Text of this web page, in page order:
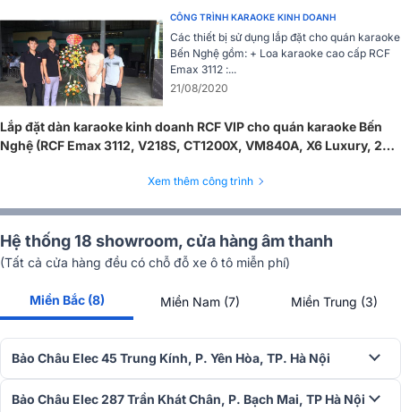
Audiocenter PD800 sở hữu dải tần rộng từ 20Hz - 20kHz, đảm bảo
âm thanh phủ đều và rõ ràng trên toàn dải tần số. Tỉ lệ méo tiếng
tiếng hay tạp âm ngay cả khi chơi ở âm lượng cao. Với mạch khuếch
KX180A, S8018II, JBL VM300,…)CÔNG TRÌNH KARAOKE KINH DOANH
Các thiết bị sử dụng lắp đặt cho quán karaoke
Bến Nghệ gồm: + Loa karaoke cao cấp RCF
Emax 3112 :...
21/08/2020
Lắp đặt dàn karaoke kinh doanh RCF VIP cho quán karaoke Bến
Nghệ (RCF Emax 3112, V218S, CT1200X, VM840A, X6 Luxury, 22
Xem thêm công trình
Hệ thống 18 showroom, cửa hàng âm thanh
(Tất cả cửa hàng đều có chỗ đỗ xe ô tô miễn phí)
Miền Bắc (8) Miền Nam (7) Miền Trung (3)
Bảo Châu Elec 45 Trung Kính, P. Yên Hòa, TP. Hà Nội
Bảo Châu Elec 287 Trần Khát Chân, P. Bạch Mai, TP Hà Nội